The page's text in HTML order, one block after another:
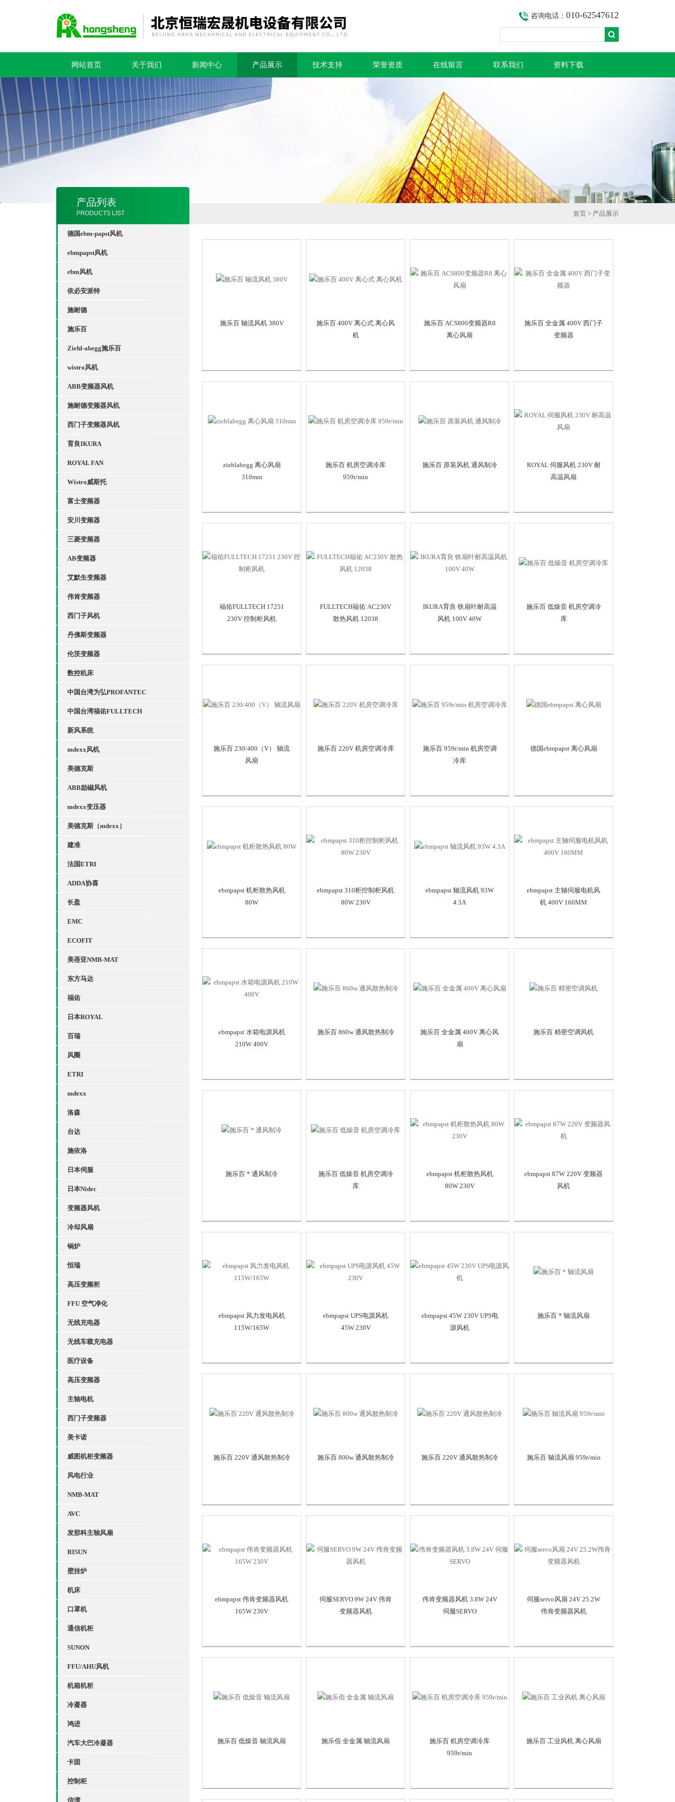
咨询电话： 010-62547612
网站首页 关于我们 新闻中心 产品展示 技术支持 荣誉资质 在线留言 联系我们 资料下载
产品列表
PRODUCTS LIST
德国ebm-papst风机
ebmpapst风机
ebm风机
依必安派特
施耐德
施乐百
Ziehl-abegg施乐百
wistro风机
ABB变频器风机
施耐德变频器风机
西门子变频器风机
育良IKURA
ROYAL FAN
Wistro威斯托
富士变频器
安川变频器
三菱变频器
AB变频器
艾默生变频器
伟肯变频器
西门子风机
丹佛斯变频器
伦茨变频器
数控机床
中国台湾为弘PROFANTEC
中国台湾福佑FULLTECH
新风系统
mdexx风机
美德克斯
ABB励磁风机
mdexx变压器
美德克斯（mdexx）
建准
法国ETRI
ADDA协喜
长盈
EMC
ECOFIT
美蓓亚NMB-MAT
东方马达
福佑
日本ROYAL
百瑞
风圈
ETRI
mdexx
洛森
台达
施依洛
日本伺服
日本Nidec
变频器风机
冷却风扇
锅炉
恒瑞
高压变频柜
FFU 空气净化
无线充电器
无线车载充电器
医疗设备
高压变频器
主轴电机
西门子变频器
美卡诺
威图机柜变频器
风电行业
NMB-MAT
AVC
发那科主轴风扇
RISUN
壁挂炉
机床
口罩机
通信机柜
SUNON
FFU/AHU风机
机箱机柜
冷凝器
鸿进
汽车大巴冷凝器
卡固
控制柜
信湾
首页 > 产品展示
施乐百 轴流风机 380V
施乐百 400V 离心式 离心风
机
施乐百 ACS800变频器R8
离心风扇
施乐百 全金属 400V 西门子
变频器
ziehlabegg 离心风扇
310mm
施乐百 机房空调冷库
959r/min
施乐百 原装风机 通风制冷
ROYAL 伺服风机 230V 耐
高温风扇
福佑FULLTECH 17251
230V 控制柜风机
FULLTECH福佑 AC230V
散热风机 12038
IKURA育良 铁扇叶耐高温
风机 100V 40W
施乐百 低燥音 机房空调冷
库
施乐百 230/400（V） 轴流
风扇
施乐百 220V 机房空调冷库
施乐百 959r/min 机房空调
冷库
德国ebmpapst 离心风扇
ebmpapst 机柜散热风机
80W
ebmpapst 310柜控制柜风机
80W 230V
ebmpapst 轴流风机 93W
4.3A
ebmpapst 主轴伺服电机风
机 400V 160MM
ebmpapst 水箱电源风机
210W 400V
施乐百 860w 通风散热制冷
施乐百 全金属 400V 离心风
扇
施乐百 精密空调风机
施乐百 * 通风制冷
施乐百 低燥音 机房空调冷
库
ebmpapst 机柜散热风机
80W 230V
ebmpapst 87W 220V 变频器
风机
ebmpapst 风力发电风机
115W/165W
ebmpapst UPS电源风机
45W 230V
ebmpapst 45W 230V UPS电
源风机
施乐百 * 轴流风扇
施乐百 220V 通风散热制冷 施乐百 800w 通风散热制冷 施乐百 220V 通风散热制冷 施乐百 轴流风扇 959r/min
ebmpapst 伟肯变频器风机
165W 230V
伺服SERVO 9W 24V 伟肯
变频器风机
伟肯变频器风机 3.8W 24V
伺服SERVO
伺服servo风扇 24V 25.2W
伟肯变频器风机
施乐百 低燥音 轴流风扇 施乐佰 全金属 轴流风扇
施乐百 机房空调冷库
959r/min
施乐百 工业风机 离心风扇